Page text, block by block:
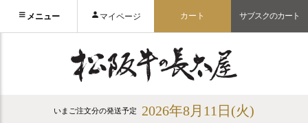
メニュー マイページ カート サブスクのカート
いまご注文分の発送予定 2026年8月11日(火)